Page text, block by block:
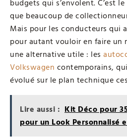
budgets qui s’envolent. C’est
que beaucoup de
Mais pour les conducteurs qui
pour autant vouloir en faire un
une alternative utile : les
Volkswagen contemporains,
évolué sur le plan technique
Lire aussi : Kit Déco pour
pour un Look Personnalisé